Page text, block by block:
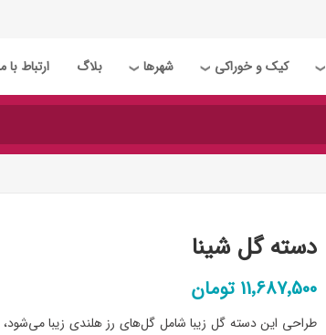
❯ کیک و خوراکی ❯ شهرها ❯ بلاگ ارتباط با
دسته گل شينا
11٬687٬500 تومان
طراحی این دسته گل زیبا شامل گل‌های رز هلندی زیبا